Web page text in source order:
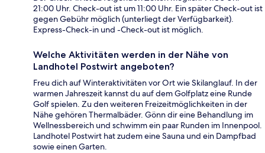
21:00 Uhr. Check-out ist um 11:00 Uhr. Ein später Check-out ist
gegen Gebühr möglich (unterliegt der Verfügbarkeit).
Express-Check-in und -Check-out ist möglich.
Welche Aktivitäten werden in der Nähe von
Landhotel Postwirt angeboten?
Freu dich auf Winteraktivitäten vor Ort wie Skilanglauf. In der
warmen Jahreszeit kannst du auf dem Golfplatz eine Runde
Golf spielen. Zu den weiteren Freizeitmöglichkeiten in der
Nähe gehören Thermalbäder. Gönn dir eine Behandlung im
Wellnessbereich und schwimm ein paar Runden im Innenpool.
Landhotel Postwirt hat zudem eine Sauna und ein Dampfbad
sowie einen Garten.